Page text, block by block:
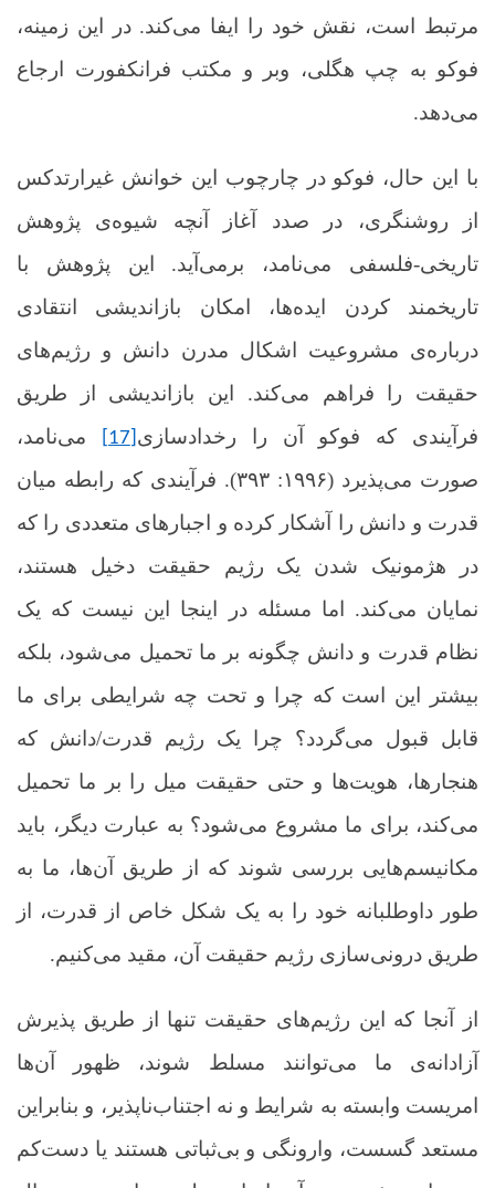
مرتبط است، نقش خود را ایفا می‌کند. در این زمینه،
فوکو به چپ هگلی، وبر و مکتب فرانکفورت ارجاع
می‌دهد.
با این حال، فوکو در چارچوب این خوانش غیرارتدکس
از روشنگری، در صدد آغاز آنچه شیوه‌ی پژوهش
تاریخی-فلسفی می‌نامد، برمی‌آید.
این پژوهش با
تاریخمند کردن ایده‌ها، امکان بازاندیشی انتقادی
درباره‌ی مشروعیت اشکال مدرن دانش و رژیم‌های
حقیقت را فراهم می‌کند. این بازاندیشی از طریق
فرآیندی که فوکو آن را رخدادسازی
می‌نامد،
صورت می‌پذیرد (۱۹۹۶: ۳۹۳).
فرآیندی که رابطه میان
قدرت و دانش را آشکار کرده و اجبارهای متعددی را که
در هژمونیک شدن یک رژیم حقیقت دخیل هستند،
نمایان می‌کند. اما مسئله در اینجا این نیست که یک
نظام قدرت و دانش چگونه بر ما تحمیل می‌شود، بلکه
بیشتر این است که چرا و تحت چه شرایطی برای ما
قابل قبول می‌گردد؟ چرا یک رژیم قدرت/دانش که
هنجارها، هویت‌ها و حتی حقیقت میل را بر ما تحمیل
می‌کند، برای ما مشروع می‌شود؟ به عبارت دیگر، باید
مکانیسم‌هایی بررسی شوند که از طریق آن‌ها، ما به
طور داوطلبانه خود را به یک شکل خاص از قدرت، از
طریق درونی‌سازی رژیم حقیقت آن، مقید می‌کنیم.
از آنجا که این رژیم‌های حقیقت تنها از طریق پذیرش
آزادانه‌ی ما می‌توانند مسلط شوند، ظهور آن‌ها
امریست وابسته به شرایط و نه اجتناب‌ناپذیر، و بنابراین
مستعد گسست، وارونگی و بی‌ثباتی هستند یا دست‌کم